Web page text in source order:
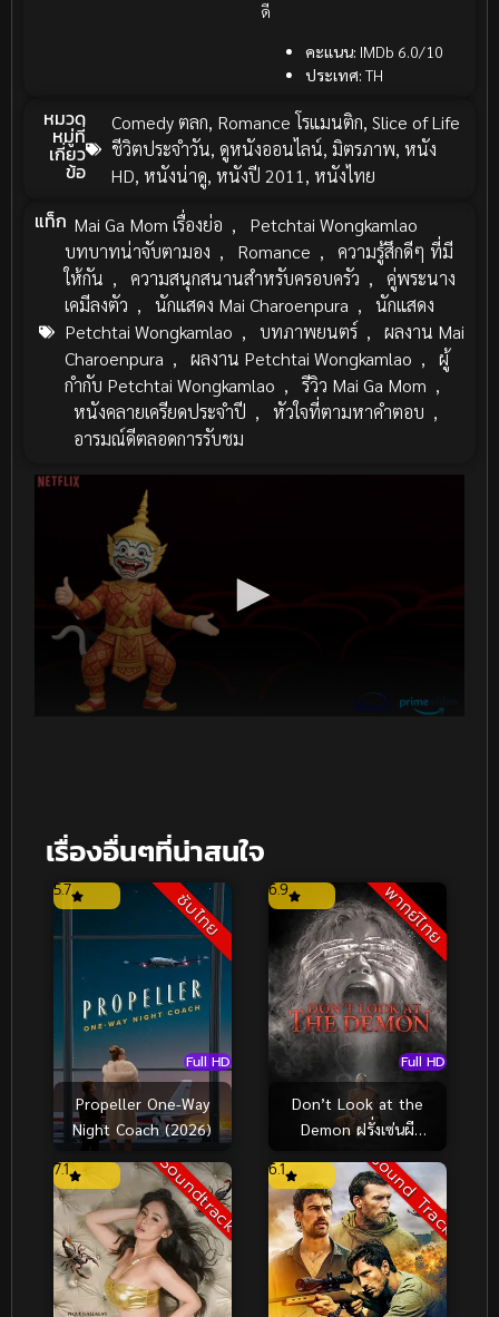
ดี
คะแนน: IMDb 6.0/10
ประเทศ: TH
หมวด
หมู่ที่
เกี่ยว
ข้อ
Comedy ตลก, Romance โรแมนติก,Slice of Life
ชีวิตประจำวัน,ดูหนังออนไลน์, มิตรภาพ, หนัง
HD, หนังน่าดู, หนังปี 2011 , หนังไทย
แท็ก Mai Ga Mom เรื่องย่อ ,
Petchtai Wongkamlao
บทบาทน่าจับตามอง , Romance ,
ความรู้สึกดีๆ ที่มี
ให้กัน , ความสนุกสนานสำหรับครอบครัว ,
คู่พระนาง
เคมีลงตัว , นักแสดง Mai Charoenpura ,
นักแสดง
Petchtai Wongkamlao , บทภาพยนตร์ ,
ผลงาน Mai
Charoenpura , ผลงาน Petchtai Wongkamlao ,
ผู้
กำกับ Petchtai Wongkamlao , รีวิว Mai Ga Mom ,
หนังคลายเครียดประจำปี , หัวใจที่ตามหาคำตอบ ,
อารมณ์ดีตลอดการรับชม
เรื่องอื่นๆที่น่าสนใจ
ซับไทย
Full HD
5.7
Propeller One-Way
Night Coach (2026)
พากย์ไทย
Full HD
6.9
Don’t Look at the
Demon ฝรั่งเซ่นผี
Soundtrack
7.1 Sound Track
6.1